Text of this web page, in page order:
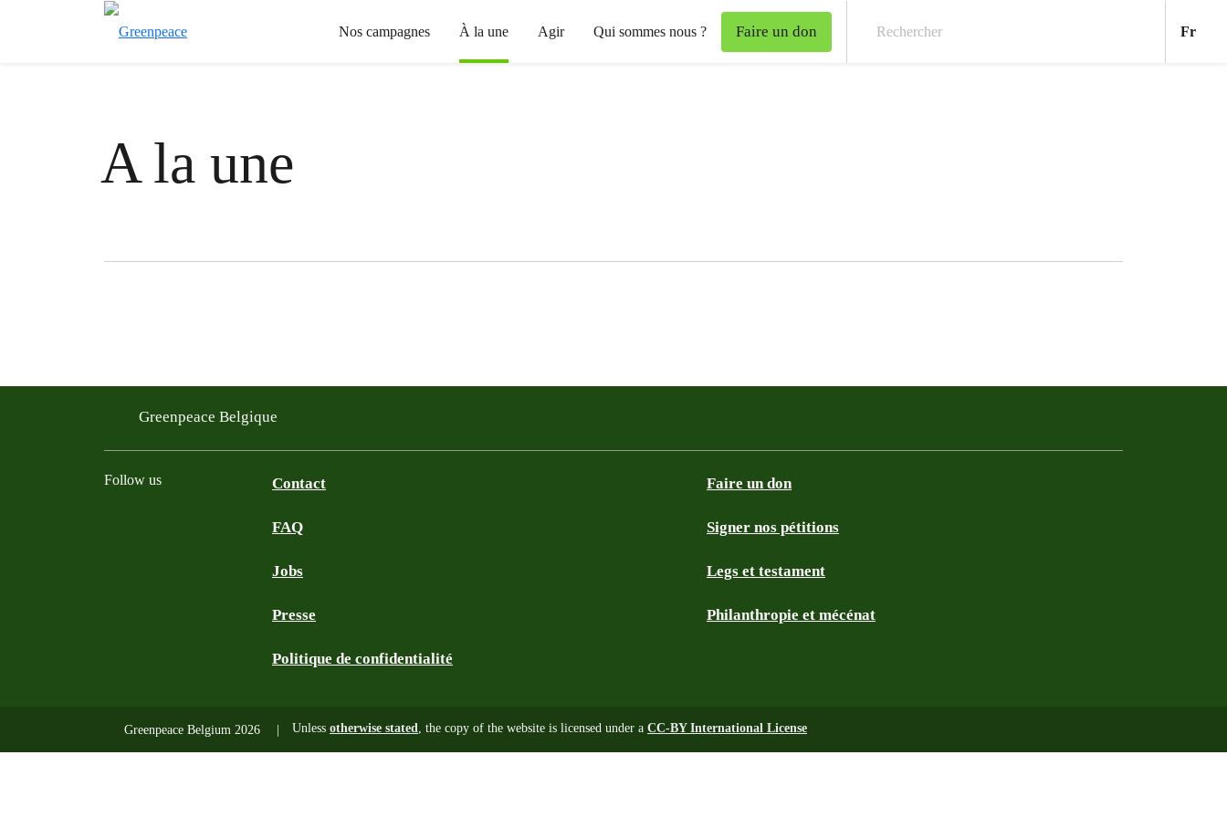
Nos campagnes À la une Agir Qui sommes nous ? Faire un don Fr
A la une
Filtered results
Greenpeace Belgique
Follow us Contact
FAQ
Jobs
Presse
Politique de confidentialité
Faire un don
Signer nos pétitions
Legs et testament
Philanthropie et mécénat
Greenpeace Belgium 2026 Unless otherwise stated, the copy of the website is licensed under a CC-BY International License